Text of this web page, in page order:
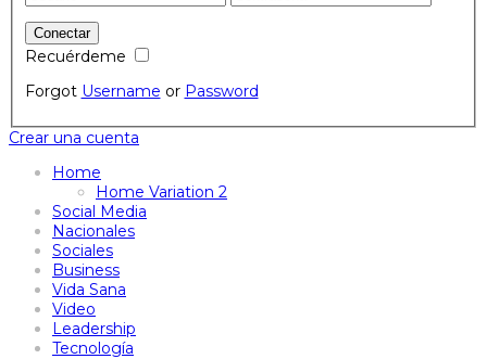
Recuérdeme
Forgot Username or Password
Crear una cuenta
Home
Home Variation 2
Social Media
Nacionales
Sociales
Business
Vida Sana
Video
Leadership
Tecnología